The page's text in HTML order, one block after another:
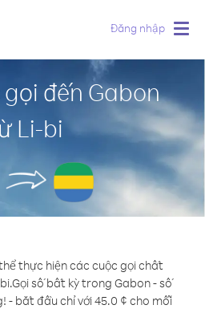
Đăng nhập
đến Gabon
Li-bi
thực hiện các cuộc gọi chất
Gọi số bất kỳ trong Gabon - số
- bắt đầu chỉ với 45.0 ¢ cho mỗi